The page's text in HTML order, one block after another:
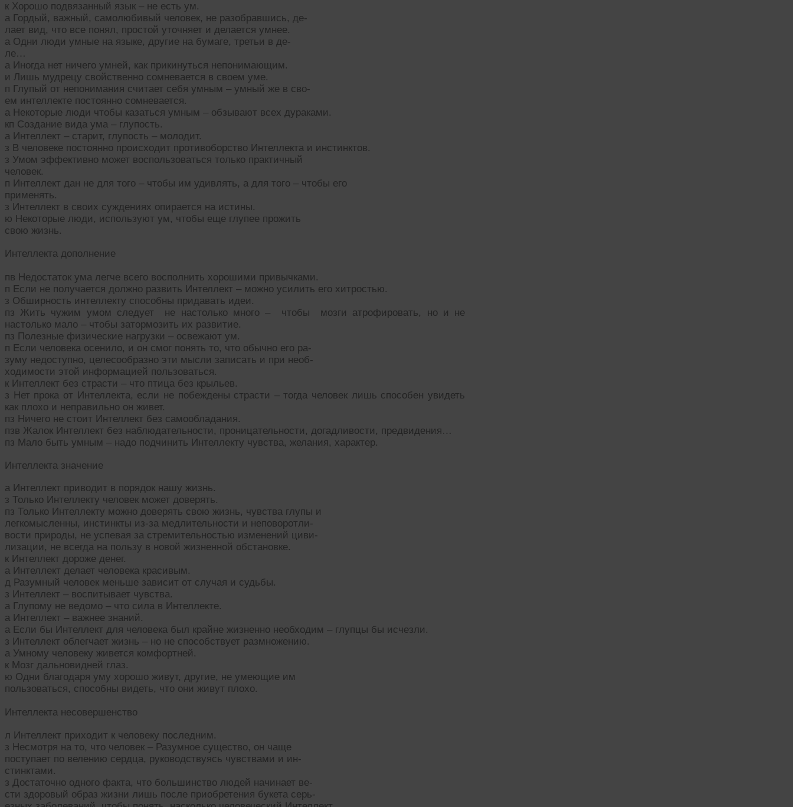
к Хорошо подвязанный язык – не есть ум.
а Гордый, важный, самолюбивый человек, не разобравшись, де-
лает вид, что все понял, простой уточняет и делается умнее.
а Одни люди умные на языке, другие на бумаге, третьи в де-
ле…
а Иногда нет ничего умней, как прикинуться непонимающим.
и Лишь мудрецу свойственно сомневается в своем уме.
п Глупый от непонимания считает себя умным – умный же в сво-
ем интеллекте постоянно сомневается.
а Некоторые люди чтобы казаться умным – обзывают всех дураками.
кп Создание вида ума – глупость.
а Интеллект – старит, глупость – молодит.
з В человеке постоянно происходит противоборство Интеллекта и инстинктов.
з Умом эффективно может воспользоваться только практичный
человек.
п Интеллект дан не для того – чтобы им удивлять, а для того – чтобы его
применять.
з Интеллект в своих суждениях опирается на истины.
ю Некоторые люди, используют ум, чтобы еще глупее прожить
свою жизнь.
Интеллекта дополнение
пв Недостаток ума легче всего восполнить хорошими привычками.
п Если не получается должно развить Интеллект – можно усилить его хитростью.
з Обширность интеллекту способны придавать идеи.
пз Жить чужим умом следует не настолько много – чтобы мозги атрофировать, но и не
настолько мало – чтобы затормозить их развитие.
пз Полезные физические нагрузки – освежают ум.
п Если человека осенило, и он смог понять то, что обычно его ра-
зуму недоступно, целесообразно эти мысли записать и при необ-
ходимости этой информацией пользоваться.
к Интеллект без страсти – что птица без крыльев.
з Нет прока от Интеллекта, если не побеждены страсти – тогда человек лишь способен увидеть
как плохо и неправильно он живет.
пз Ничего не стоит Интеллект без самообладания.
пзв Жалок Интеллект без наблюдательности, проницательности, догадливости, предвидения…
пз Мало быть умным – надо подчинить Интеллекту чувства, желания, характер.
Интеллекта значение
а Интеллект приводит в порядок нашу жизнь.
з Только Интеллекту человек может доверять.
пз Только Интеллекту можно доверять свою жизнь, чувства глупы и
легкомысленны, инстинкты из-за медлительности и неповоротли-
вости природы, не успевая за стремительностью изменений циви-
лизации, не всегда на пользу в новой жизненной обстановке.
к Интеллект дороже денег.
а Интеллект делает человека красивым.
д Разумный человек меньше зависит от случая и судьбы.
з Интеллект – воспитывает чувства.
а Глупому не ведомо – что сила в Интеллекте.
а Интеллект – важнее знаний.
а Если бы Интеллект для человека был крайне жизненно необходим – глупцы бы исчезли.
з Интеллект облегчает жизнь – но не способствует размножению.
а Умному человеку живется комфортней.
к Мозг дальновидней глаз.
ю Одни благодаря уму хорошо живут, другие, не умеющие им
пользоваться, способны видеть, что они живут плохо.
Интеллекта несовершенство
л Интеллект приходит к человеку последним.
з Несмотря на то, что человек – Разумное существо, он чаще
поступает по велению сердца, руководствуясь чувствами и ин-
стинктами.
з Достаточно одного факта, что большинство людей начинает ве-
сти здоровый образ жизни лишь после приобретения букета серь-